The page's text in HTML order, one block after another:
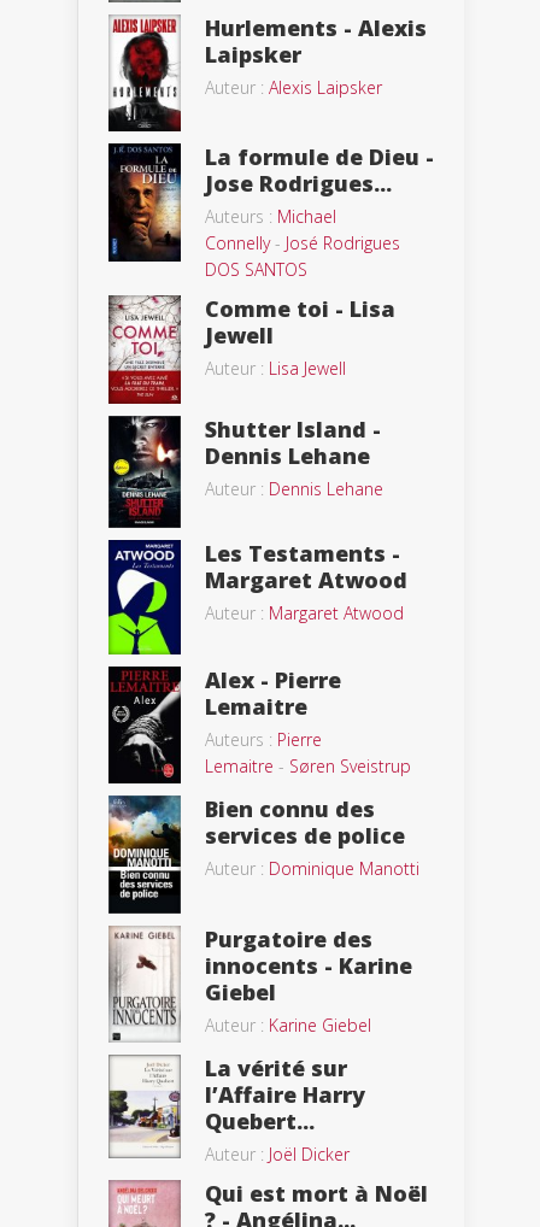
Hurlements - Alexis
Laipsker
Auteur : Alexis Laipsker
La formule de Dieu -
Jose Rodrigues...
Auteurs : Michael
Connelly- José Rodrigues
DOS SANTOS
Comme toi - Lisa
Jewell
Auteur : Lisa Jewell
Shutter Island -
Dennis Lehane
Auteur : Dennis Lehane
Les Testaments -
Margaret Atwood
Auteur : Margaret Atwood
Alex - Pierre
Lemaitre
Auteurs : Pierre
Lemaitre - Søren Sveistrup
Bien connu des
services de police
Auteur : Dominique Manotti
Purgatoire des
innocents - Karine
Giebel
Auteur : Karine Giebel
La vérité sur
l’Affaire Harry
Quebert...
Auteur : Joël Dicker
Qui est mort à Noël
? - Angélina...